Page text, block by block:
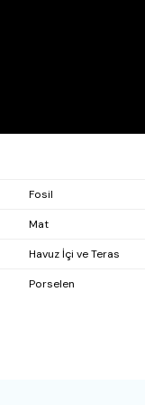
Fosil
Mat
Havuz İçi ve Teras
Porselen